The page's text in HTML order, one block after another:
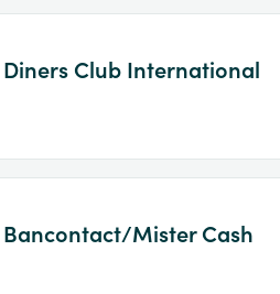
Diners Club International
Bancontact/Mister Cash